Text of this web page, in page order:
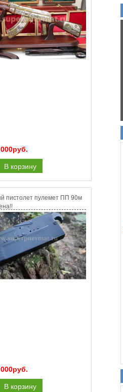
В корзину
пистолет пулемет ПП 90м
В корзину